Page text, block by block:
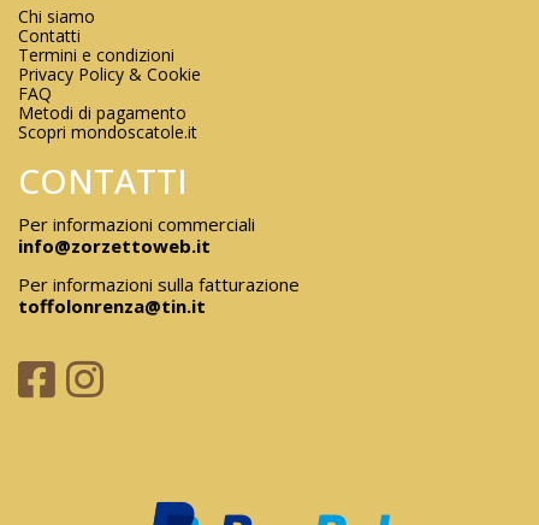
Chi siamo
Contatti
Termini e condizioni
Privacy Policy & Cookie
FAQ
Metodi di pagamento
Scopri mondoscatole.it
CONTATTI
Per informazioni commerciali
info@zorzettoweb.it
Per informazioni sulla fatturazione
toffolonrenza@tin.it